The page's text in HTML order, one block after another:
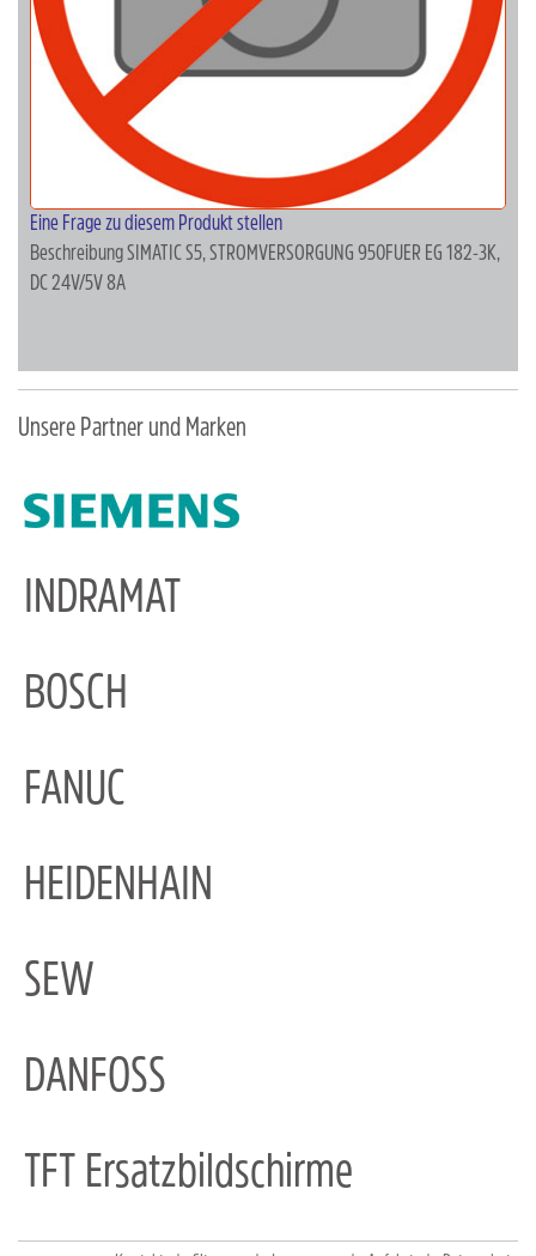
Eine Frage zu diesem Produkt stellen
BeschreibungSIMATIC S5, STROMVERSORGUNG 950FUER EG 182-3K,
DC 24V/5V 8A
Unsere Partner und Marken
INDRAMAT
BOSCH
FANUC
HEIDENHAIN
SEW
DANFOSS
TFT Ersatzbildschirme